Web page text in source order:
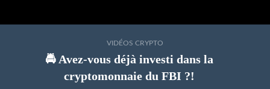
VIDÉOS CRYPTO
🚔 Avez-vous déjà investi dans la
cryptomonnaie du FBI ?!